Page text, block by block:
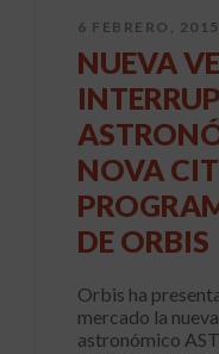
6 FEBRERO, 2015
NUEVA
NOVA
DE ORBIS
Orbis ha
mercado la
astronómico